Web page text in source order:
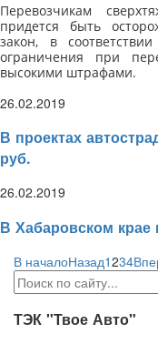
Перевозчикам
придется быть
закон, в
ограничения при
высокими штрафами.
26.02.2019
В проектах
руб.
26.02.2019
В Хабаровском крае
В началоНазад1234
ТЭК "Твое Авто"